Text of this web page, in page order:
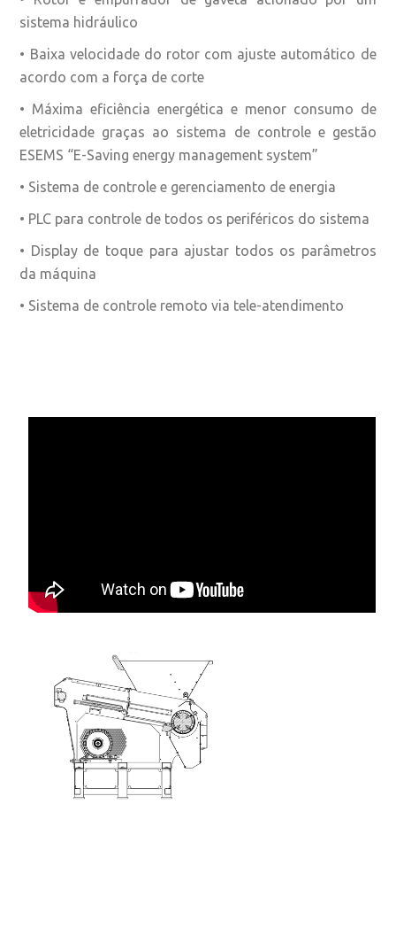
sistema hidráulico
• Baixa velocidade do rotor com ajuste automático de
acordo com a força de corte
• Máxima eficiência energética e menor consumo de
eletricidade graças ao sistema de controle e gestão
ESEMS “E-Saving energy management system”
• Sistema de controle e gerenciamento de energia
• PLC para controle de todos os periféricos do sistema
• Display de toque para ajustar todos os parâmetros
da máquina
• Sistema de controle remoto via tele-atendimento